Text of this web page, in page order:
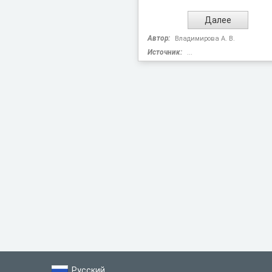
Автор: Владимирова А. В.
Источник: ...